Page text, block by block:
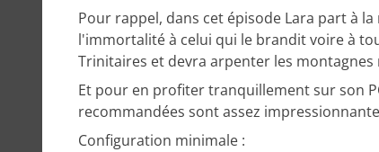
Pour rappel, dans cet épisode Lara part à
l'immortalité à celui qui le brandit voire à
Trinitaires et devra arpenter les montagnes
Et pour en profiter tranquillement sur son
recommandées sont assez
Configuration minimale :